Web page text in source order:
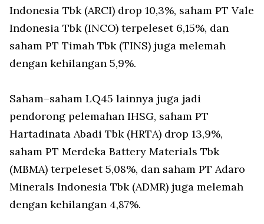
Indonesia Tbk (ARCI) drop 10,3%, saham PT Vale
Indonesia Tbk (INCO) terpeleset 6,15%, dan
saham PT Timah Tbk (TINS) juga melemah
dengan kehilangan 5,9%.
Saham–saham LQ45 lainnya juga jadi
pendorong pelemahan IHSG, saham PT
Hartadinata Abadi Tbk (HRTA) drop 13,9%,
saham PT Merdeka Battery Materials Tbk
(MBMA) terpeleset 5,08%, dan saham PT Adaro
Minerals Indonesia Tbk (ADMR) juga melemah
dengan kehilangan 4,87%.